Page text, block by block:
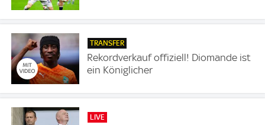
TRANSFER
Rekordverkauf offiziell! Diomande ist
ein Königlicher
LIVE